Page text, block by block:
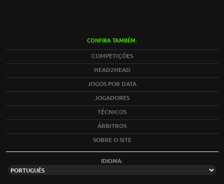
CONFIRA TAMBÉM:
COMPETIÇÕES
HEAD2HEAD
JOGOS POR DATA
JOGADORES
TÉCNICOS
ÁRBITROS
SOBRE O SITE
IDIOMA: